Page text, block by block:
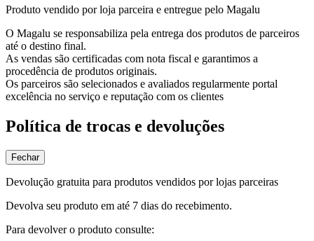
Produto vendido por loja parceira e entregue pelo Magalu
O Magalu se responsabiliza pela entrega dos produtos de parceiros
até o destino final.
As vendas são certificadas com nota fiscal e garantimos a
procedência de produtos originais.
Os parceiros são selecionados e avaliados regularmente portal
excelência no serviço e reputação com os clientes
Política de trocas e devoluções
Fechar
Devolução gratuita para produtos vendidos por lojas parceiras
Devolva seu produto em até 7 dias do recebimento.
Para devolver o produto consulte: